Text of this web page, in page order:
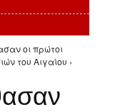
οι πρώτοι
του Αιγαίου ›